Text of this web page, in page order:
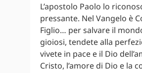
L’apostolo Paolo lo
pressante. Nel Vangelo è
Figlio… per salvare il
gioiosi, tendete alla
vivete in pace e il Dio
Cristo, l’amore di Dio e la